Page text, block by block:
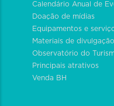
Calendário Anual de
Doação de mídias
Equipamentos e
Materiais de divulgação
Observatório do
Principais atrativos
Venda BH